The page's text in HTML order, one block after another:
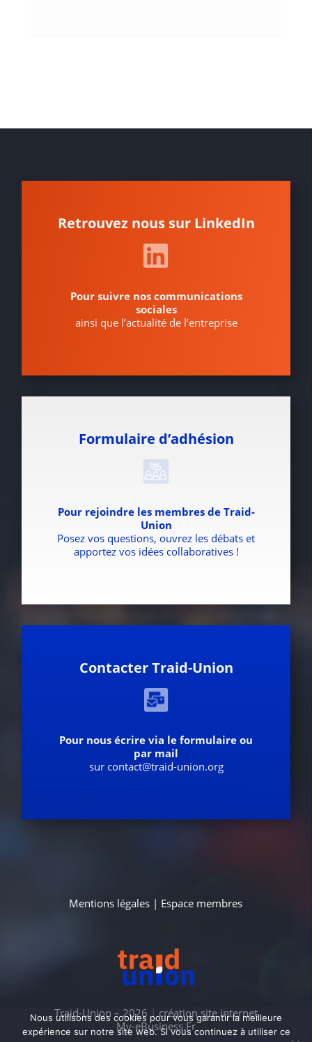
Retrouvez nous sur LinkedIn
Pour suivre nos communications
sociales
ainsi que l’actualité de l’entreprise
Formulaire d’adhésion
Pour rejoindre les membres de Traid-
Union
Posez vos questions, ouvrez les débats et
apportez vos idées collaboratives !
Contacter Traid-Union
Pour nous écrire via le formulaire ou
par mail
sur contact@traid-union.org
Mentions légales | Espace membres
Traid-Union – 2026 |création site internet
My-eBusiness.Fr
Nous utilisons des cookies pour vous garantir la meilleure
expérience sur notre site web. Si vous continuez à utiliser ce